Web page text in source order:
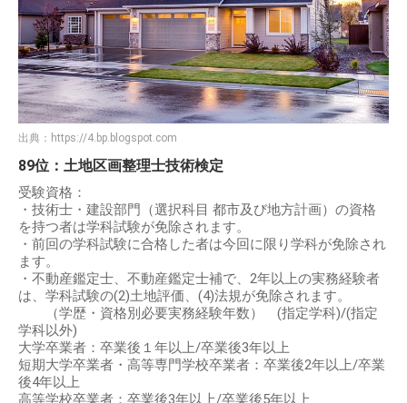
出典： https://4.bp.blogspot.com
89位：土地区画整理士技術検定
受験資格：
・技術士・建設部門（選択科目 都市及び地方計画）の資格
を持つ者は学科試験が免除されます。
・前回の学科試験に合格した者は今回に限り学科が免除され
ます。
・不動産鑑定士、不動産鑑定士補で、2年以上の実務経験者
は、学科試験の(2)土地評価、(4)法規が免除されます。
（学歴・資格別必要実務経験年数） (指定学科)/(指定
学科以外)
大学卒業者：卒業後１年以上/卒業後3年以上
短期大学卒業者・高等専門学校卒業者：卒業後2年以上/卒業
後4年以上
高等学校卒業者：卒業後3年以上/卒業後5年以上